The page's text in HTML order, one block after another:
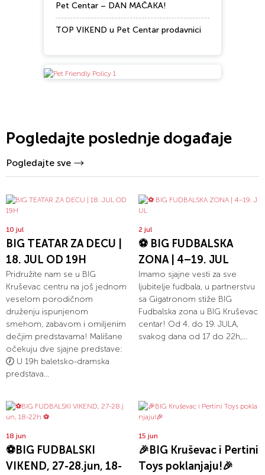
Pet Centar – DAN MAČAKA!
TOP VIKEND u Pet Centar prodavnici
Pogledajte poslednje događaje
Pogledajte sve
10 jul
BIG TEATAR ZA DECU |
18. JUL OD 19H
Pridružite nam se u BIG
Kruševac centru na još jednom
veselom porodičnom
druženju ispunjenom
smehom, zabavom i omiljenim
dečjim predstavama! Mališane
očekuju dve sjajne predstave:
🕖 U 19h baletsko-dramska
predstava...
2 jul
⚽ BIG FUDBALSKA
ZONA | 4–19. JUL
Imamo sjajne vesti za sve
ljubitelje fudbala, u partnerstvu
sa Gigatronom stiže BIG
Fudbalska zona u BIG Kruševac
centar! Od 4. do 19. JULA,
svakog dana od 17 do 22h,...
18 jun
⚽BIG FUDBALSKI
VIKEND, 27-28.jun, 18-
15 jun
🎉BIG Kruševac i Pertini
Toys poklanjaju!🎉